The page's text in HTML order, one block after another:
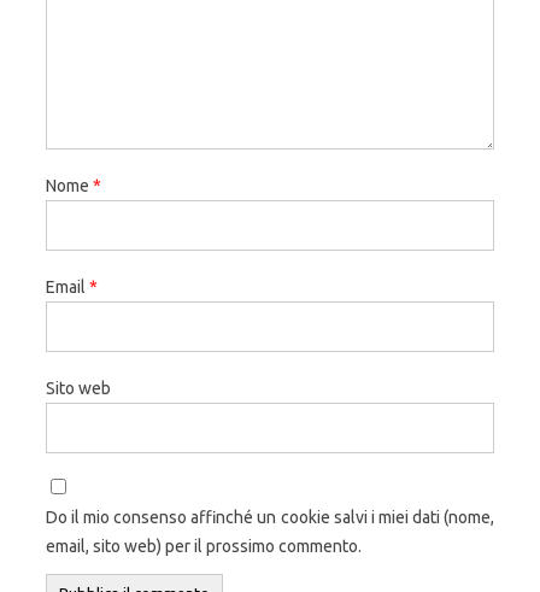
Nome *
Email *
Sito web
Do il mio consenso affinché un cookie salvi i miei dati (nome,
email, sito web) per il prossimo commento.